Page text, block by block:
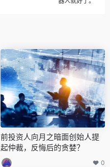
前投资人向月之暗面创始人提
起仲裁，反悔后的贪婪？
0